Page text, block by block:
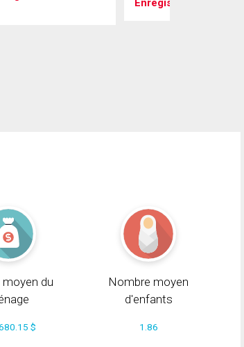
Enregistrer
moyen du
$
Nombre moyen
d'enfants
1.86